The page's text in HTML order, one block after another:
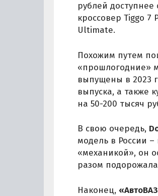
рублей
кроссовер Tiggo
Ultimate.
Похожим путем
«прошлогодние»
выпущены в 2023
выпуска, а также
на 50-200 тысяч
В свою очередь,
модель в России
«механикой», он
разом
Наконец,